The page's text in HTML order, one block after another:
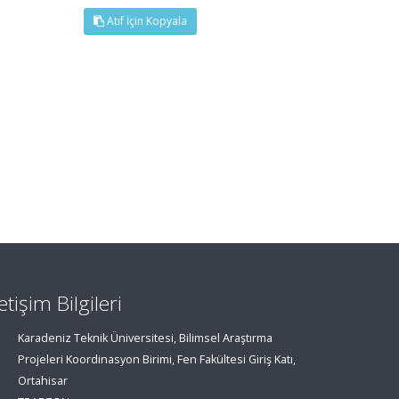
Atıf İçin Kopyala
Bilgileri
Karadeniz Teknik Üniversitesi, Bilimsel Araştırma
Projeleri Koordinasyon Birimi, Fen Fakültesi Giriş Katı,
Ortahisar